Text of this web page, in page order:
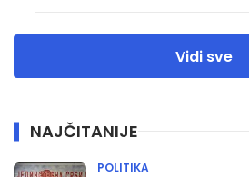
Vidi sve
NAJČITANIJE
POLITIKA